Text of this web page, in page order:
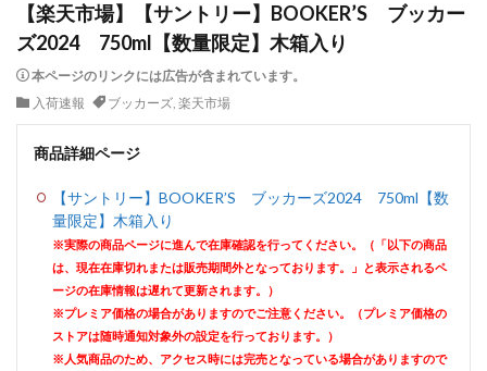
【楽天市場】【サントリー】BOOKER’S ブッカー
ズ2024 750ml【数量限定】木箱入り
本ページのリンクには広告が含まれています。
入荷速報
ブッカーズ, 楽天市場
商品詳細ページ
【サントリー】BOOKER’S ブッカーズ2024 750ml【数
量限定】木箱入り
※実際の商品ページに進んで在庫確認を行ってください。（「以下の商品
は、現在在庫切れまたは販売期間外となっております。」と表示されるペ
ージの在庫情報は遅れて更新されます。）
※プレミア価格の場合がありますのでご注意ください。（プレミア価格の
ストアは随時通知対象外の設定を行っております。）
※人気商品のため、アクセス時には完売となっている場合がありますので